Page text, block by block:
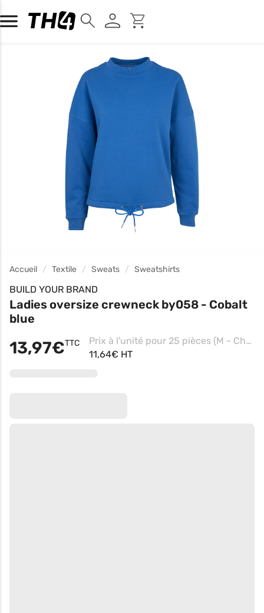
Accueil Textile Sweats Sweatshirts
BUILD YOUR BRAND
Ladies oversize crewneck by058 - Cobalt
blue
13,97€TTC
Prix à l'unité pour 25 pièces (M - Charcoal)
11,64€ HT